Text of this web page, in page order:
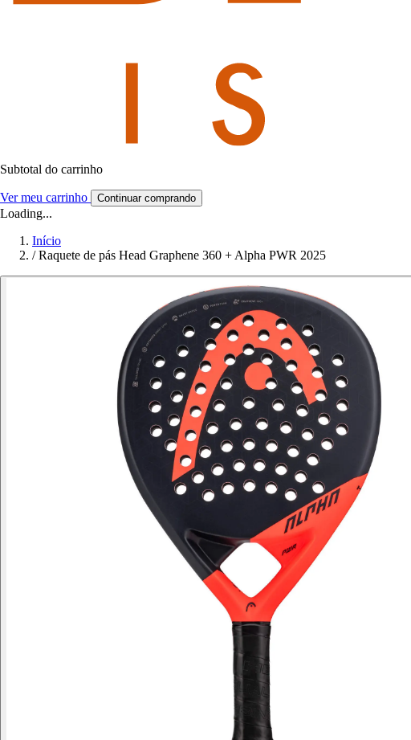
Subtotal do carrinho
Ver meu carrinho Continuar comprando
Loading...
Início
/ Raquete de pás Head Graphene 360 + Alpha PWR 2025